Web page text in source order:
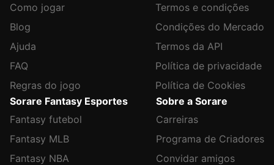
Como jogar
Blog
Ajuda
FAQ
Regras do jogo
Termos e condições
Condições do Mercado
Termos da API
Política de privacidade
Política de Cookies
Sorare Fantasy Esportes
Fantasy futebol
Fantasy MLB
Fantasy NBA
Sobre a Sorare
Carreiras
Programa de Criadores
Convidar amigos